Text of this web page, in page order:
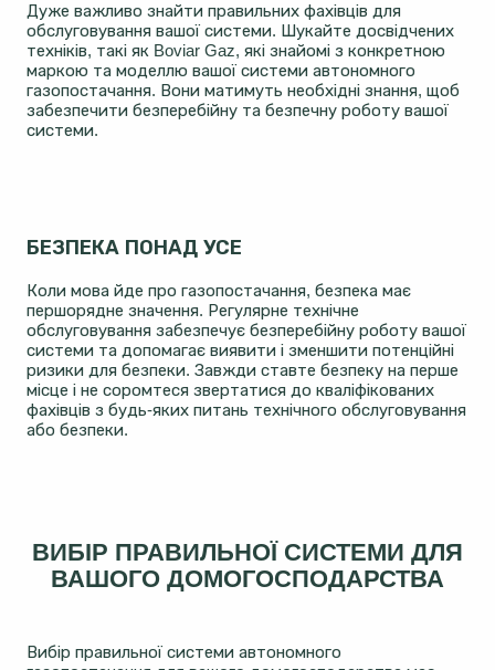
Дуже важливо знайти правильних фахівців для
обслуговування вашої системи. Шукайте досвідчених
техніків, такі як Boviar Gaz, які знайомі з конкретною
маркою та моделлю вашої системи автономного
газопостачання. Вони матимуть необхідні знання, щоб
забезпечити безперебійну та безпечну роботу вашої
системи.
БЕЗПЕКА ПОНАД УСЕ
Коли мова йде про газопостачання, безпека має
першорядне значення. Регулярне технічне
обслуговування забезпечує безперебійну роботу вашої
системи та допомагає виявити і зменшити потенційні
ризики для безпеки. Завжди ставте безпеку на перше
місце і не соромтеся звертатися до кваліфікованих
фахівців з будь-яких питань технічного обслуговування
або безпеки.
ВИБІР ПРАВИЛЬНОЇ СИСТЕМИ ДЛЯ
ВАШОГО ДОМОГОСПОДАРСТВА
Вибір правильної системи автономного